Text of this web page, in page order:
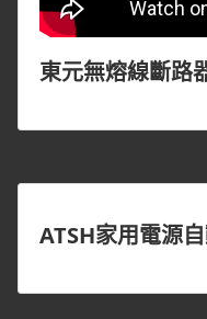
東元無熔線斷路
ATSH家用電源